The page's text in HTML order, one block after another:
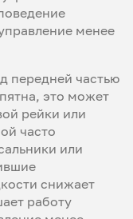
менее
передней частью
это может
рейки или
часто
или
снижает
работу